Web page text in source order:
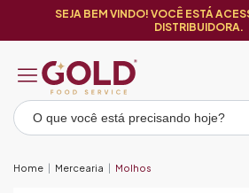
SEJA BEM VINDO! VOCÊ ESTÁ
DISTRIBUIDORA.
Home Mercearia Molhos